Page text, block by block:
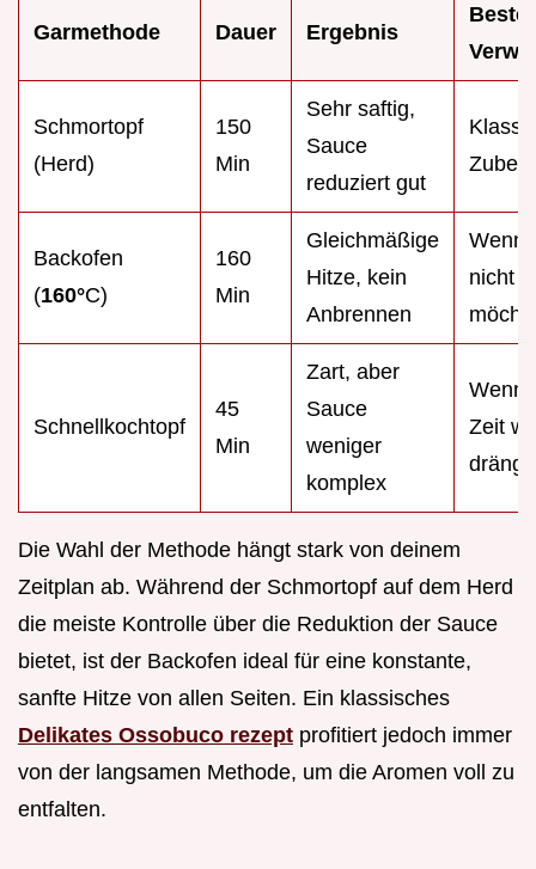
Garmethode Dauer Ergebnis
Beste
Schmortopf
(Herd)
150
Min
Sehr saftig,
Sauce
reduziert gut
Backofen
(160°C)
160
Min
Gleichmäßige
Hitze, kein
Anbrennen
Wenn
nicht
Schnellkochtopf
45
Min
Zart, aber
Sauce
weniger
komplex
Wenn
Zeit
drängt
Die Wahl der Methode hängt stark von deinem
Zeitplan ab. Während der Schmortopf auf dem Herd
die meiste Kontrolle über die Reduktion der Sauce
bietet, ist der Backofen ideal für eine konstante,
sanfte Hitze von allen Seiten. Ein klassisches
Delikates Ossobuco rezept profitiert jedoch immer
von der langsamen Methode, um die Aromen voll zu
entfalten.